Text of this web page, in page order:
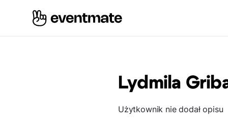
Lydmila
Użytkownik nie dodał opisu